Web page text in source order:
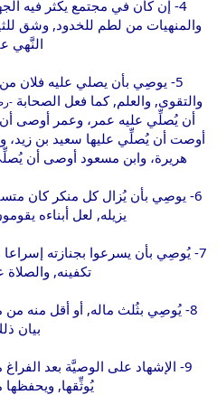
4- إن كان في مجتمع يكثر فيه
والمنهيات من لطم للخدود, وشق
النَّهي
5- يوصِي بأن يصلي عليه فلان
والتقوى, والعلم, كما فعل الصحابة-
أن يُصلِّي عليه عمر، وعمر أوصى
أوصت أن يُصلِّي عليها سعيد بن زيد،
هريرة، وابن مسعود أوصى أن
6- يوصِي بأن يُزال كل منكر كان
يزيله, لعل أبناءه
7- يُوصِي بأن يسرعوا بجنازته
تكفينه, والصلاة
8- يُوصِي بثُلث ماله, أو أقل منه من
بيان
9- الإشهاد على الوصيَّة بعد
يُوثِّقها,